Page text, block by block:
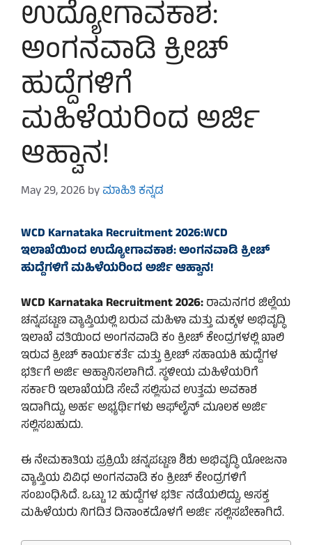
ಉದ್ಯೋಗಾವಕಾಶ:
ಅಂಗನವಾಡಿ ಕ್ರೀಚ್
ಹುದ್ದೆಗಳಿಗೆ
ಮಹಿಳೆಯರಿಂದ ಅರ್ಜಿ
ಆಹ್ವಾನ!
May 29, 2026byಮಾಹಿತಿ ಕನ್ನಡ
WCD Karnataka Recruitment 2026:WCD
ಇಲಾಖೆಯಿಂದ ಉದ್ಯೋಗಾವಕಾಶ: ಅಂಗನವಾಡಿ ಕ್ರೀಚ್
ಹುದ್ದೆಗಳಿಗೆ ಮಹಿಳೆಯರಿಂದ ಅರ್ಜಿ ಆಹ್ವಾನ!
WCD Karnataka Recruitment 2026:ರಾಮನಗರ ಜಿಲ್ಲೆಯ
ಚನ್ನಪಟ್ಟಣ ವ್ಯಾಪ್ತಿಯಲ್ಲಿ ಬರುವ ಮಹಿಳಾ ಮತ್ತು ಮಕ್ಕಳ ಅಭಿವೃದ್ಧಿ
ಇಲಾಖೆ ವತಿಯಿಂದ ಅಂಗನವಾಡಿ ಕಂ ಕ್ರೀಚ್ ಕೇಂದ್ರಗಳಲ್ಲಿ ಖಾಲಿ
ಇರುವ ಕ್ರೀಚ್ ಕಾರ್ಯಕರ್ತೆ ಮತ್ತು ಕ್ರೀಚ್ ಸಹಾಯಕಿ ಹುದ್ದೆಗಳ
ಭರ್ತಿಗೆ ಅರ್ಜಿ ಆಹ್ವಾನಿಸಲಾಗಿದೆ. ಸ್ಥಳೀಯ ಮಹಿಳೆಯರಿಗೆ
ಸರ್ಕಾರಿ ಇಲಾಖೆಯಡಿ ಸೇವೆ ಸಲ್ಲಿಸುವ ಉತ್ತಮ ಅವಕಾಶ
ಇದಾಗಿದ್ದು, ಅರ್ಹ ಅಭ್ಯರ್ಥಿಗಳು ಆಫ್‌ಲೈನ್ ಮೂಲಕ ಅರ್ಜಿ
ಸಲ್ಲಿಸಬಹುದು.
ಈ ನೇಮಕಾತಿಯ ಪ್ರಕ್ರಿಯೆ ಚನ್ನಪಟ್ಟಣ ಶಿಶು ಅಭಿವೃದ್ಧಿ ಯೋಜನಾ
ವ್ಯಾಪ್ತಿಯ ವಿವಿಧ ಅಂಗನವಾಡಿ ಕಂ ಕ್ರೀಚ್ ಕೇಂದ್ರಗಳಿಗೆ
ಸಂಬಂಧಿಸಿದೆ. ಒಟ್ಟು 12 ಹುದ್ದೆಗಳ ಭರ್ತಿ ನಡೆಯಲಿದ್ದು, ಆಸಕ್ತ
ಮಹಿಳೆಯರು ನಿಗದಿತ ದಿನಾಂಕದೊಳಗೆ ಅರ್ಜಿ ಸಲ್ಲಿಸಬೇಕಾಗಿದೆ.